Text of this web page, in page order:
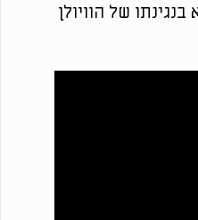
של הוויולן